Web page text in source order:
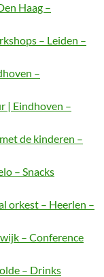
Haag –
– Leiden –
–
| Eindhoven –
de kinderen –
– Snacks
orkest – Heerlen –
– Conference
– Drinks